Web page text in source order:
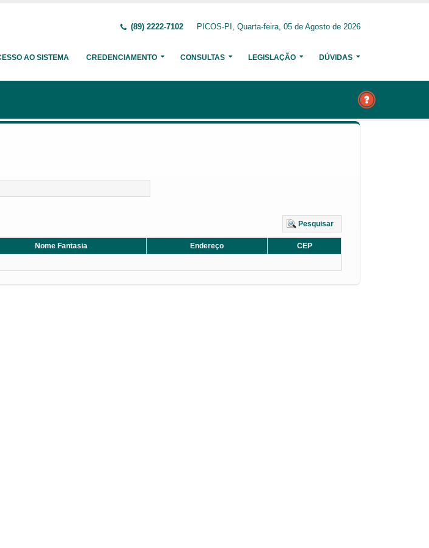
(89) 2222-7102 PICOS-PI, Quarta-feira, 05 de Agosto de 2026
AO SISTEMA CREDENCIAMENTO CONSULTAS LEGISLAÇÃO DÚVIDAS
Pesquisar
Nome Fantasia Endereço
CEP